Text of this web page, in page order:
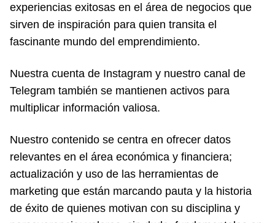
experiencias exitosas en el área de negocios que
sirven de inspiración para quien transita el
fascinante mundo del emprendimiento.
Nuestra cuenta de Instagram y nuestro canal de
Telegram también se mantienen activos para
multiplicar información valiosa.
Nuestro contenido se centra en ofrecer datos
relevantes en el área económica y financiera;
actualización y uso de las herramientas de
marketing que están marcando pauta y la historia
de éxito de quienes motivan con su disciplina y